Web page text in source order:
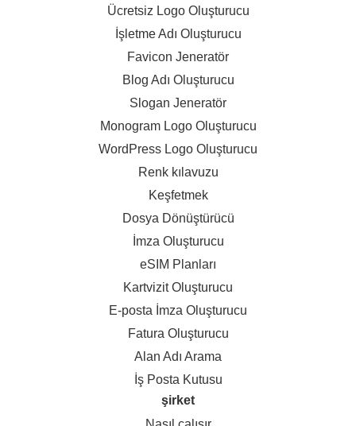
Ücretsiz Logo Oluşturucu
İşletme Adı Oluşturucu
Favicon Jeneratör
Blog Adı Oluşturucu
Slogan Jeneratör
Monogram Logo Oluşturucu
WordPress Logo Oluşturucu
Renk kılavuzu
Keşfetmek
Dosya Dönüştürücü
İmza Oluşturucu
eSIM Planları
Kartvizit Oluşturucu
E-posta İmza Oluşturucu
Fatura Oluşturucu
Alan Adı Arama
İş Posta Kutusu
şirket